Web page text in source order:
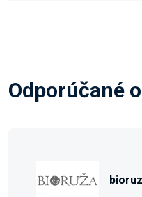
Odporúčané